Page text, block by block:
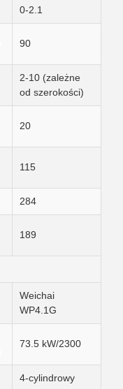
0-2.1
90
2-10 (zależne
od szerokości)
20
115
284
189
Weichai
WP4.1G
73.5 kW/2300
4-cylindrowy